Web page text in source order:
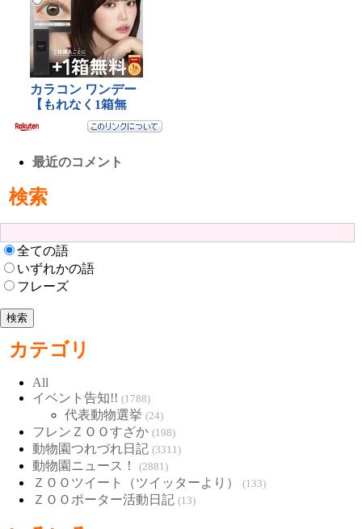
最近のコメント
検索
全ての語
いずれかの語
フレーズ
カテゴリ
All
イベント告知!! (1788)
代表動物選挙 (24)
フレンＺＯＯすざか (198)
動物園つれづれ日記 (3311)
動物園ニュース！ (2881)
ＺＯＯツイート（ツイッターより） (133)
ＺＯＯポーター活動日記 (13)